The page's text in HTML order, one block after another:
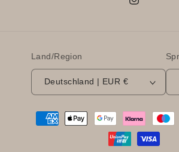
Instagram
Land/Region
Deutschland | EUR €
Zahlungsmethoden